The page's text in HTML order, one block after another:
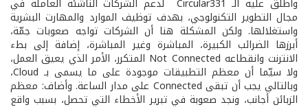
مجال التطوير التكنولوجي، بهدف توظيف الموارد والمهارت البشرية
واستغلالها. ولكن المشكلة هنا أن الشركات تواجه صعوبات جمّة،
أبرزها الضرائب الكبيرة، المباشرة وغير المباشرة، إضافة إلى بطء
الانترنت وانقطاعه Not Connected المتكرر، الأمر الذي يعيق العمل،
ولا سيّما أن معظم التطبيقات موجودة على ما يسمى بـ Cloud،
وبالتالي يجب أن تبقى Connected على مدار الساعة. وأضاف: معظم
الزبائن أجانب، ونجد صعوبة في تبرير الأخطاء التي تحصل، بسبب واقع